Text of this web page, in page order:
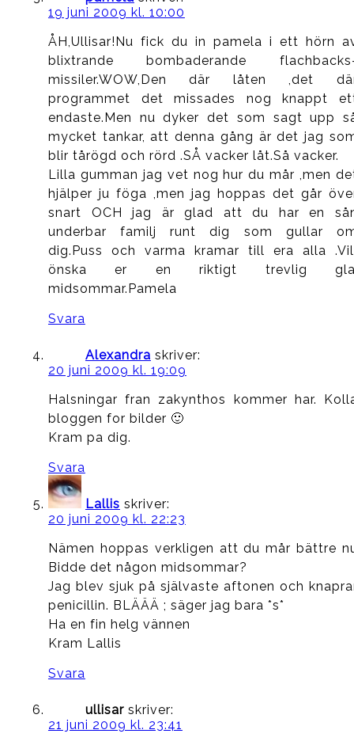
19 juni 2009 kl. 10:00
ÅH,Ullisar!Nu fick du in pamela i ett hörn
blixtrande bombaderande
missiler.WOW,Den där låten ,det
programmet det missades nog knappt
endaste.Men nu dyker det som sagt upp
mycket tankar, att denna gång är det jag
blir tårögd och rörd .SÅ vacker låt.Så vacker.
Lilla gumman jag vet nog hur du mår ,men
hjälper ju föga ,men jag hoppas det går
snart OCH jag är glad att du har en
underbar familj runt dig som gullar
dig.Puss och varma kramar till era alla
önska er en riktigt trevlig
midsommar.Pamela
Svara
Alexandra skriver:
20 juni 2009 kl. 19:09
Halsningar fran zakynthos kommer har.
bloggen for bilder 🙂
Kram pa dig.
Svara
Lallis skriver:
20 juni 2009 kl. 22:23
Nämen hoppas verkligen att du mår bättre
Bidde det någon midsommar?
Jag blev sjuk på självaste aftonen och
penicillin. BLÄÄÄ ; säger jag bara *s*
Ha en fin helg vännen
Kram Lallis
Svara
ullisar skriver:
21 juni 2009 kl. 23:41